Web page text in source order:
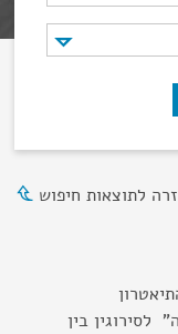
לתוצאות חיפוש
לסירוגין בין